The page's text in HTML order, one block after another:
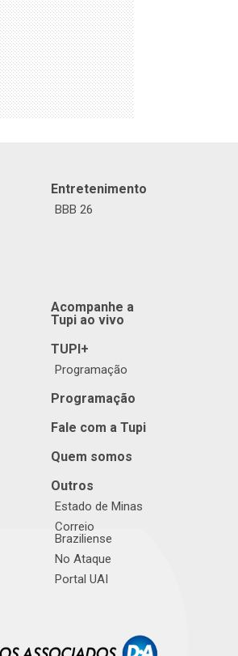
Entretenimento
BBB 26
Acompanhe a
Tupi ao vivo
TUPI+
Programação
Programação
Fale com a Tupi
Quem somos
Outros
Estado de Minas
Correio
Braziliense
No Ataque
Portal UAI